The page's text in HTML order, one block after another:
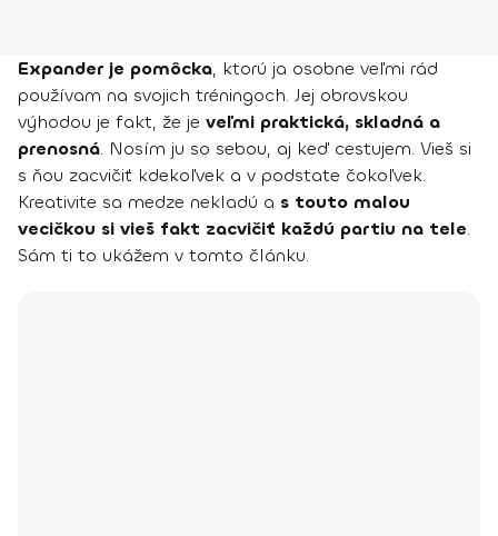
Expander je pomôcka, ktorú ja osobne veľmi rád
používam na svojich tréningoch. Jej obrovskou
výhodou je fakt, že je veľmi praktická, skladná a
prenosná. Nosím ju so sebou, aj keď cestujem. Vieš si
s ňou zacvičiť kdekoľvek a v podstate čokoľvek.
Kreativite sa medze nekladú a s touto malou
vecičkou si vieš fakt zacvičiť každú partiu na tele.
Sám ti to ukážem v tomto článku.